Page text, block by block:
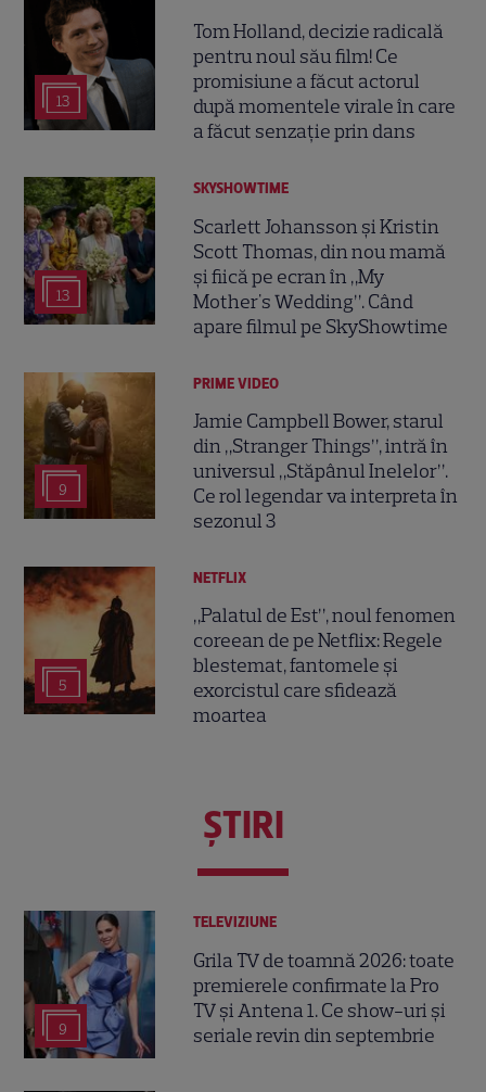
13
Tom Holland, decizie radicală
pentru noul său film! Ce
promisiune a făcut actorul
după momentele virale în care
a făcut senzație prin dans
13
SKYSHOWTIME
Scarlett Johansson și Kristin
Scott Thomas, din nou mamă
și fiică pe ecran în „My
Mother's Wedding”. Când
apare filmul pe SkyShowtime
9
PRIME VIDEO
Jamie Campbell Bower, starul
din „Stranger Things”, intră în
universul „Stăpânul Inelelor”.
Ce rol legendar va interpreta în
sezonul 3
5
NETFLIX
„Palatul de Est”, noul fenomen
coreean de pe Netflix: Regele
blestemat, fantomele și
exorcistul care sfidează
moartea
ŞTIRI
9
TELEVIZIUNE
Grila TV de toamnă 2026: toate
premierele confirmate la Pro
TV și Antena 1. Ce show-uri și
seriale revin din septembrie